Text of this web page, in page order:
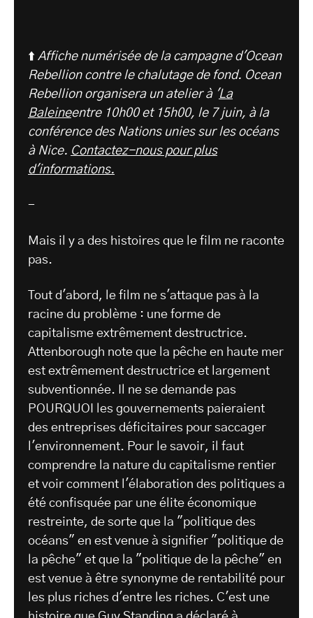
⬆️ Affiche numérisée de la campagne d'Ocean
Rebellion contre le chalutage de fond. Ocean
Rebellion organisera un atelier à 'La
Baleineentre 10h00 et 15h00, le 7 juin, à la
conférence des Nations unies sur les océans
à Nice. Contactez-nous pour plus
d'informations.
-
Mais il y a des histoires que le film ne raconte
pas.
Tout d'abord, le film ne s'attaque pas à la
racine du problème : une forme de
capitalisme extrêmement destructrice.
Attenborough note que la pêche en haute mer
est extrêmement destructrice et largement
subventionnée. Il ne se demande pas
POURQUOI les gouvernements paieraient
des entreprises déficitaires pour saccager
l'environnement. Pour le savoir, il faut
comprendre la nature du capitalisme rentier
et voir comment l'élaboration des politiques a
été confisquée par une élite économique
restreinte, de sorte que la "politique des
océans" en est venue à signifier "politique de
la pêche" et que la "politique de la pêche" en
est venue à être synonyme de rentabilité pour
les plus riches d'entre les riches. C'est une